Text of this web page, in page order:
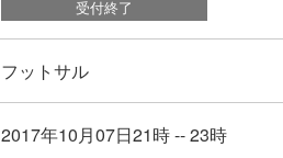
受付終了
フットサル
2017年10月07日21時 -- 23時